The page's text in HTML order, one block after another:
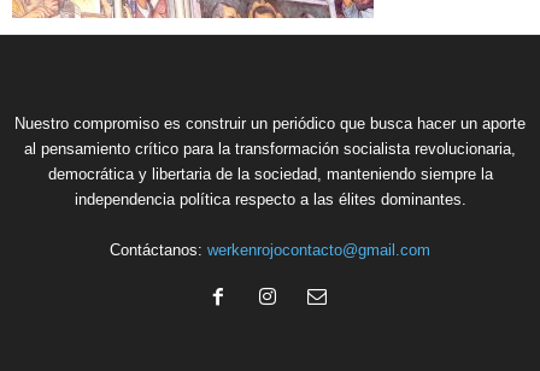
Nuestro compromiso es construir un periódico que busca hacer un aporte
al pensamiento crítico para la transformación socialista revolucionaria,
democrática y libertaria de la sociedad, manteniendo siempre la
independencia política respecto a las élites dominantes.
Contáctanos: werkenrojocontacto@gmail.com